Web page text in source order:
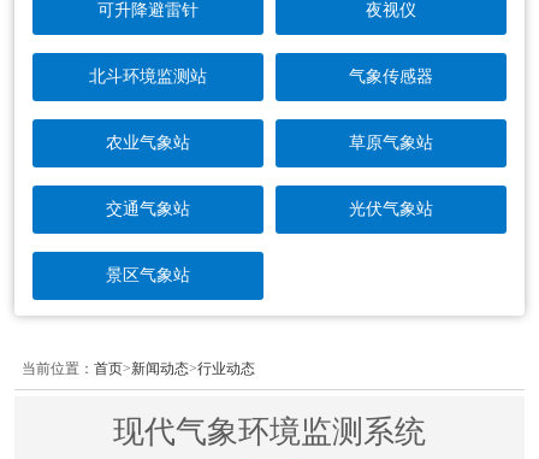
可升降避雷针 夜视仪
北斗环境监测站 气象传感器
农业气象站 草原气象站
交通气象站 光伏气象站
景区气象站
当前位置： 首页>新闻动态>行业动态
现代气象环境监测系统